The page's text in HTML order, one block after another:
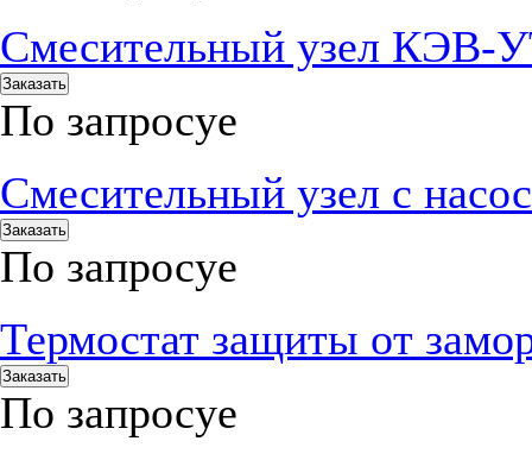
Смесительный узел КЭВ-
Заказать
По запросуе
Смесительный узел с
Заказать
По запросуе
Термостат защиты от
Заказать
По запросуе